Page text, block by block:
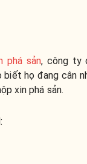
phá sản, công ty
biết họ đang cân
xin phá sản.